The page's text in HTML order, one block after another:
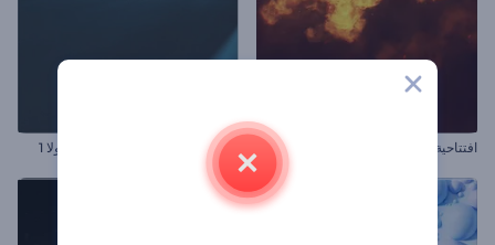
افتتاحية النار الملتهبة الكشف عن شعار سباقات الفورمولا 1